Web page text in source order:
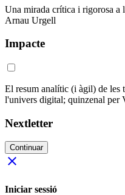
Una mirada crítica i rigorosa a
Arnau Urgell
Impacte
El resum analític (i àgil) de les
l'univers digital; quinzenal per
Nextletter
Continuar
close
Iniciar sessió